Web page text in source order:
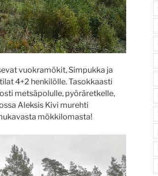
vuokramökit, Simpukka ja
4+2 henkilölle. Tasokkaasti
metsäpolulle, pyöräretkelle,
Aleksis Kivi murehti
mökkilomasta!